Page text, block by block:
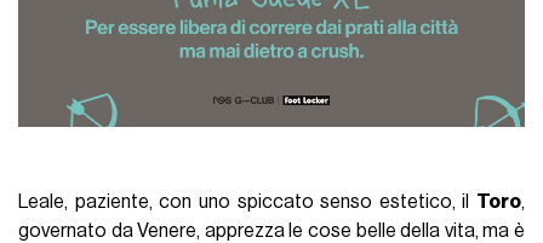
Leale, paziente, con uno spiccato senso estetico, il Toro,
governato da Venere, apprezza le cose belle della vita, ma è